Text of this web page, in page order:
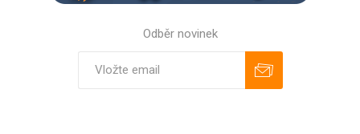
Odběr novinek